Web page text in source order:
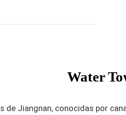
Water
Jiangnan, conocidas por